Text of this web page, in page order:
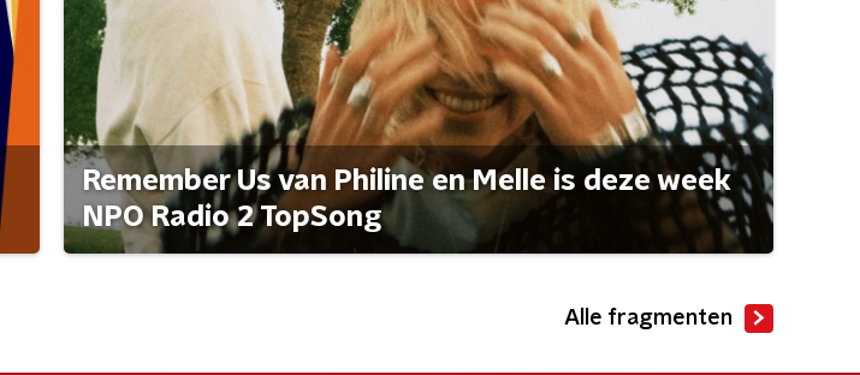
Remember Us van Philine en Melle is deze week
NPO Radio 2 TopSong
Alle fragmenten